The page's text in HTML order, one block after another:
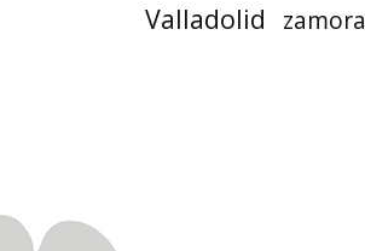
Valladolid zamora